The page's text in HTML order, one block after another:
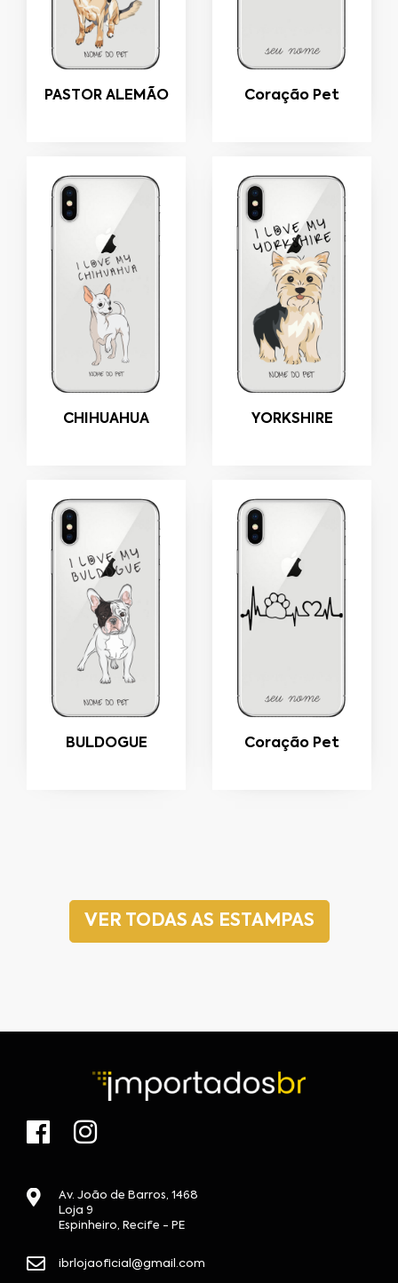
PASTOR ALEMÃO Coração Pet
CHIHUAHUA YORKSHIRE
BULDOGUE Coração Pet
VER TODAS AS ESTAMPAS
Av. João de Barros, 1468
Loja 9
Espinheiro, Recife - PE
ibrlojaoficial@gmail.com